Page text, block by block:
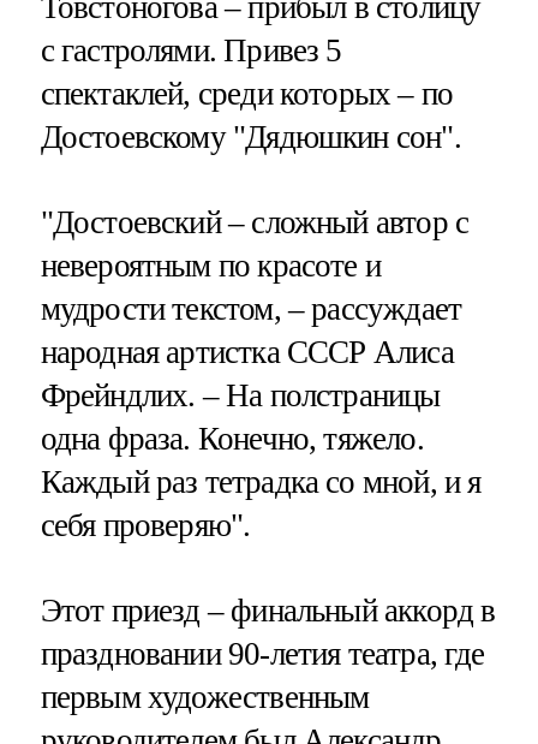
с гастролями. Привез 5
спектаклей, среди которых – по
Достоевскому "Дядюшкин сон".
"Достоевский – сложный автор с
невероятным по красоте и
мудрости текстом, – рассуждает
народная артистка СССР Алиса
Фрейндлих. – На полстраницы
одна фраза. Конечно, тяжело.
Каждый раз тетрадка со мной, и я
себя проверяю".
Этот приезд – финальный аккорд в
праздновании 90-летия театра, где
первым художественным